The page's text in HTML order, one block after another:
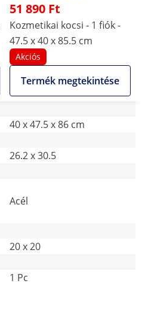
51 890 Ft
Kozmetikai kocsi - 1 fiók -
47.5 x 40 x 85.5 cm
Akciós
Termék megtekintése
40 x 47.5 x 86 cm
26.2 x 30.5
Acél
20 x 20
1 Pc